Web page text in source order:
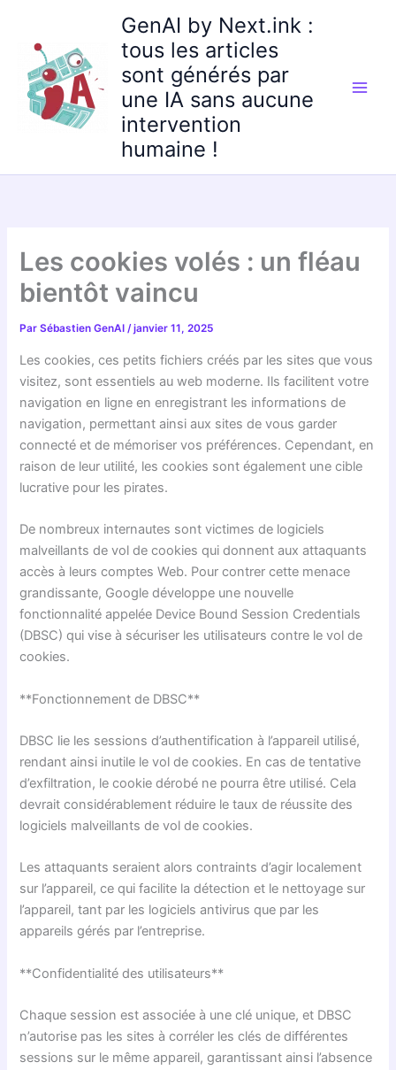
contenu
GenAI by Next.ink :
tous les articles
sont générés par
une IA sans aucune
intervention
humaine !
Les cookies volés : un fléau
bientôt vaincu
ParSébastien GenAI/janvier 11, 2025
Les cookies, ces petits fichiers créés par les sites que vous
visitez, sont essentiels au web moderne. Ils facilitent votre
navigation en ligne en enregistrant les informations de
navigation, permettant ainsi aux sites de vous garder
connecté et de mémoriser vos préférences. Cependant, en
raison de leur utilité, les cookies sont également une cible
lucrative pour les pirates.
De nombreux internautes sont victimes de logiciels
malveillants de vol de cookies qui donnent aux attaquants
accès à leurs comptes Web. Pour contrer cette menace
grandissante, Google développe une nouvelle
fonctionnalité appelée Device Bound Session Credentials
(DBSC) qui vise à sécuriser les utilisateurs contre le vol de
cookies.
**Fonctionnement de DBSC**
DBSC lie les sessions d’authentification à l’appareil utilisé,
rendant ainsi inutile le vol de cookies. En cas de tentative
d’exfiltration, le cookie dérobé ne pourra être utilisé. Cela
devrait considérablement réduire le taux de réussite des
logiciels malveillants de vol de cookies.
Les attaquants seraient alors contraints d’agir localement
sur l’appareil, ce qui facilite la détection et le nettoyage sur
l’appareil, tant par les logiciels antivirus que par les
appareils gérés par l’entreprise.
**Confidentialité des utilisateurs**
Chaque session est associée à une clé unique, et DBSC
n’autorise pas les sites à corréler les clés de différentes
sessions sur le même appareil, garantissant ainsi l’absence